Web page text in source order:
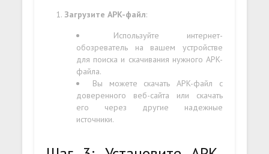
Загрузите APK-файл:
Используйте интернет-
обозреватель на вашем устройстве
для поиска и скачивания нужного APK-
файла.
Вы можете скачать APK-файл с
доверенного веб-сайта или скачать
его через другие надежные
источники.